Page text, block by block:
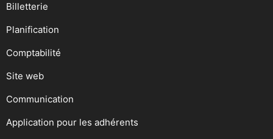
Billetterie
Planification
Comptabilité
Site web
Communication
Application pour les adhérents